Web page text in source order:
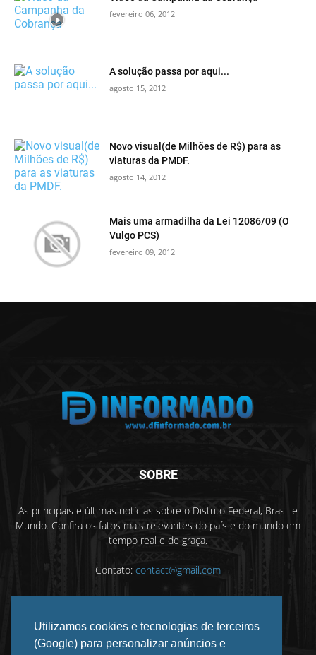
Utilizamos cookies e tecnologias de terceiros
(Google) para personalizar anúncios e
fevereiro 06, 2012
A solução passa por aqui...
agosto 15, 2012
Novo visual(de Milhões de R$) para as
viaturas da PMDF.
agosto 14, 2012
Mais uma armadilha da Lei 12086/09 (O
Vulgo PCS)
fevereiro 09, 2012
SOBRE
As principais e últimas notícias sobre o Distrito Federal, Brasil e
Mundo. Confira os fatos mais relevantes do país e do mundo em
tempo real e de graça.
Contato: contact@gmail.com
SIGA-NOS